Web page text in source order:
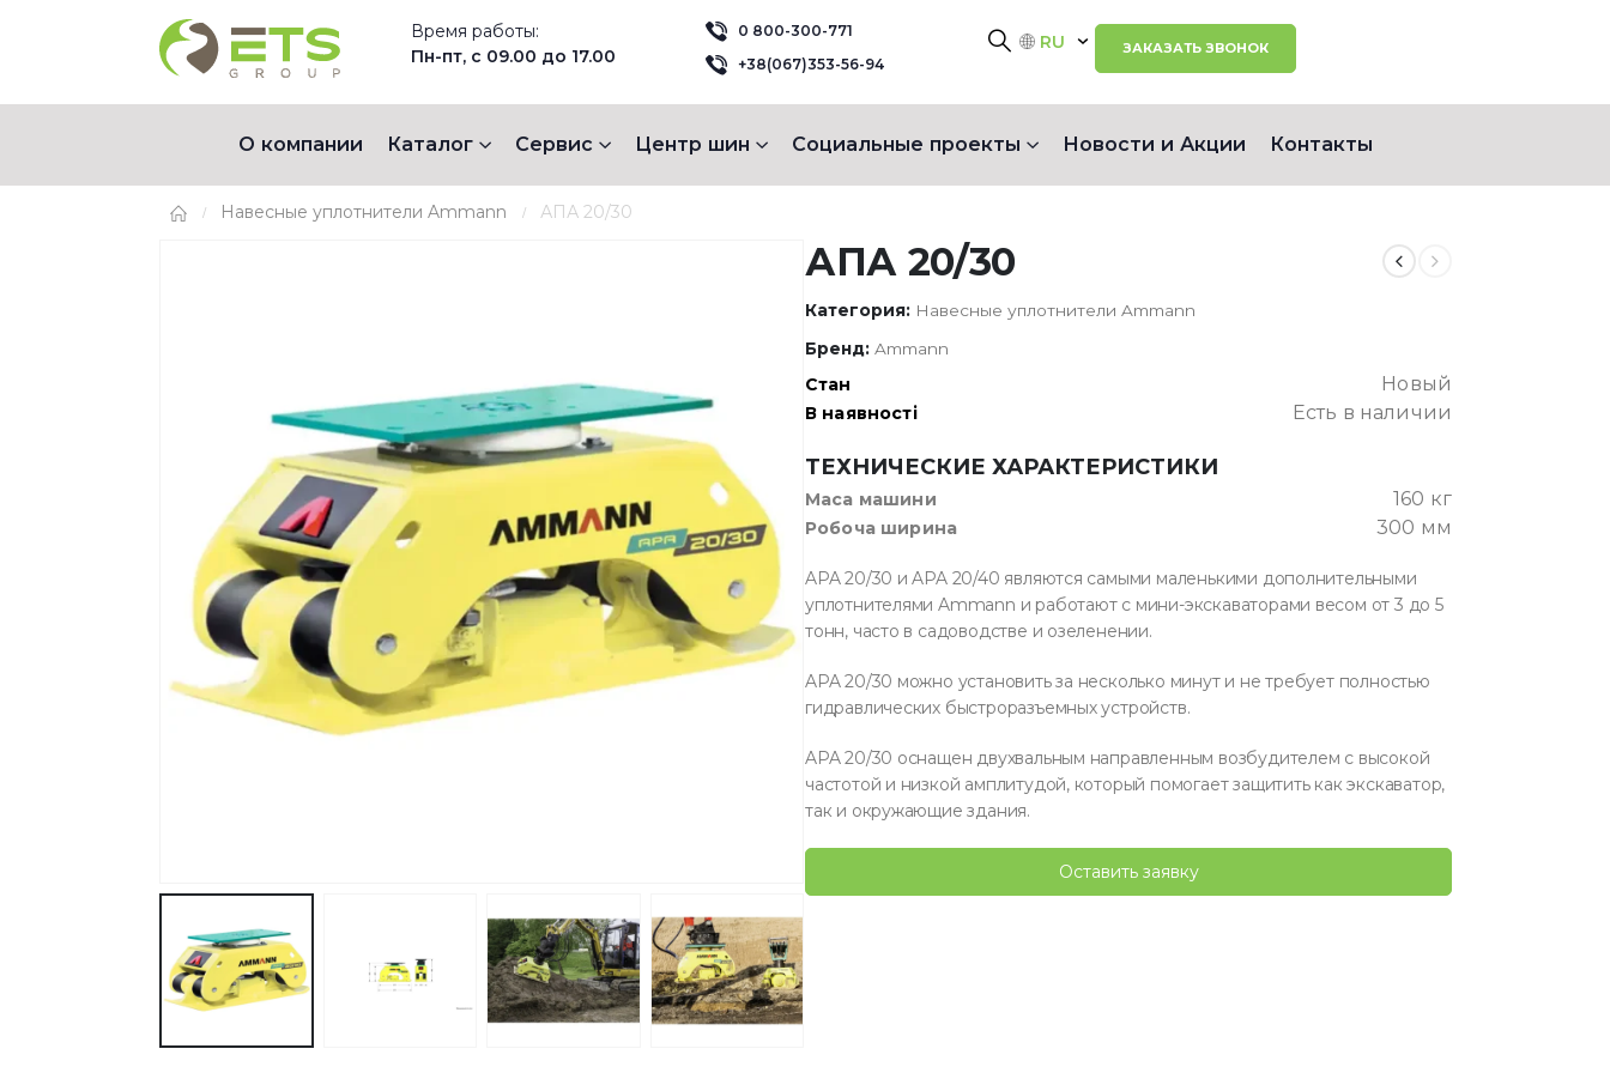
Время работы:
Пн-пт, с 09.00 до 17.00
0 800-300-771
+38(067)353-56-94
RU ЗАКАЗАТЬ ЗВОНОК
О компании Каталог Сервис Центр шин Социальные проекты Новости и Акции Контакты
Навесные уплотнители Ammann АПА 20/30
АПА 20/30
Категория: Навесные уплотнители Ammann
Бренд: Ammann
Стан Новый
В наявності Есть в наличии
ТЕХНИЧЕСКИЕ ХАРАКТЕРИСТИКИ
Маса машини 160 кг
Робоча ширина 300 мм
APA 20/30 и APA 20/40 являются самыми маленькими дополнительными
уплотнителями Ammann и работают с мини-экскаваторами весом от 3 до 5
тонн, часто в садоводстве и озеленении.
APA 20/30 можно установить за несколько минут и не требует полностью
гидравлических быстроразъемных устройств.
APA 20/30 оснащен двухвальным направленным возбудителем с высокой
частотой и низкой амплитудой, который помогает защитить как экскаватор,
так и окружающие здания.
Оставить заявку